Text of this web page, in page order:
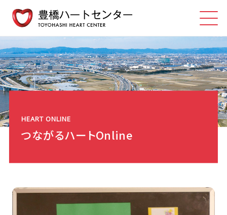
HEART ONLINE
つながるハートOnline